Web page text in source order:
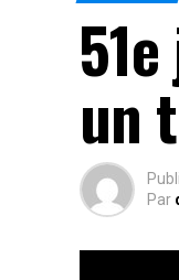
un
Par